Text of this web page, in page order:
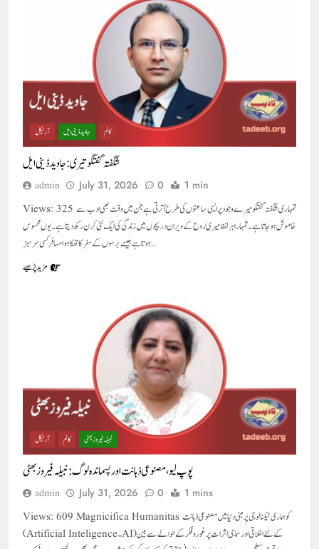
آرٹیکل جاوید ڈینی ایل کالم
شگفتہ گفتگو تیری : جاوید ڈینی ایل
admin July 31, 2026 0 1 min
Views: 325 تمہاری شگفتہ گفتگو میرے وجود پر ایسی ساعتوں کی طرح اُترتی ہے جن میں وقت بھی ادب سے
خاموش ہو جاتا ہے۔ تمہارا ہر لفظ میری رُوح کے ویران دریچوں میں زندگی کی ایک نئی کرن رکھ دیتا ہے۔ یوں محسوس
ہوتا ہے جیسے برسوں کے سفر کا تھکا ہوا مسافر کسی سرسبز…
مزید پڑھیے
آرٹیکل کالم نبیلہ فیروز بھٹی
پوپ لیو،مصنوعی ذہانت اور پسماندہ لوگ : نبیلہ فیروز بھٹی
admin July 31, 2026 0 1 mins
Views: 609 Magnicifica Humanitas کو ہماری ٹیکنالوجی پر مبنی دنیا میں مصنوعی ذہانت
(Artificial Inteligence۔ AI) کے نئے اخلاقی اور سماجی اثرات پر غور و فکر کے حوالے سے بین